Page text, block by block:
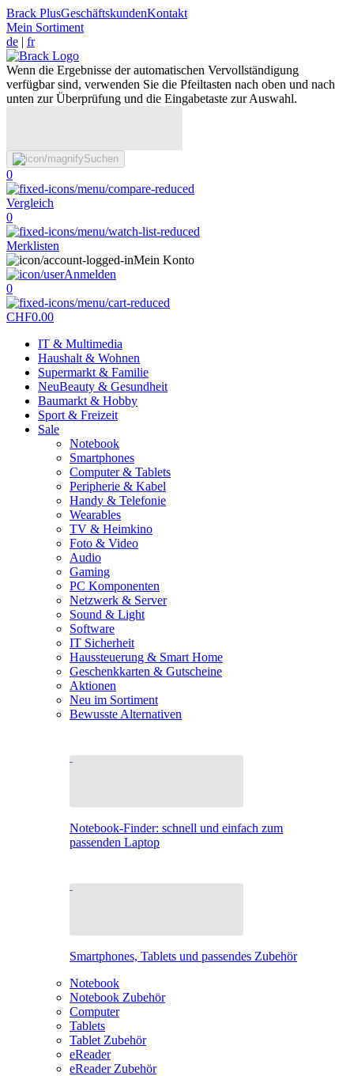
Brack PlusGeschäftskundenKontakt
Mein Sortiment
de | fr
Wenn die Ergebnisse der automatischen Vervollständigung
verfügbar sind, verwenden Sie die Pfeiltasten nach oben und nach
unten zur Überprüfung und die Eingabetaste zur Auswahl.
Suchen
0
Vergleich
0
Merklisten
Mein Konto
Anmelden
0
CHF0.00
IT & Multimedia
Haushalt & Wohnen
Supermarkt & Familie
NeuBeauty & Gesundheit
Baumarkt & Hobby
Sport & Freizeit
Sale
Notebook
Smartphones
Computer & Tablets
Peripherie & Kabel
Handy & Telefonie
Wearables
TV & Heimkino
Foto & Video
Audio
Gaming
PC Komponenten
Netzwerk & Server
Sound & Light
Software
IT Sicherheit
Haussteuerung & Smart Home
Geschenkkarten & Gutscheine
Aktionen
Neu im Sortiment
Bewusste Alternativen
Notebook-Finder: schnell und einfach zum
passenden Laptop
Smartphones, Tablets und passendes Zubehör
Notebook
Notebook Zubehör
Computer
Tablets
Tablet Zubehör
eReader
eReader Zubehör